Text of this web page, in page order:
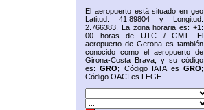
El aeropuerto está situado en geo
Latitud: 41.89804 y Longitud:
2.766383. La zona horaria es: +1:
00 horas de UTC / GMT. El
aeropuerto de Gerona es también
conocido como el aeropuerto de
Girona-Costa Brava, y su código
es:GRO; Código IATA esGRO;
Código OACI es LEGE.